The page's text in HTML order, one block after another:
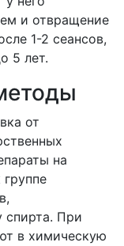
и отвращение
1-2 сеансов,
5 лет.
от
на
спирта. При
в химическую